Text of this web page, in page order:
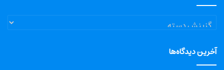
دسترسی
آسان
محتوا
آخرین دیدگاه‌ها